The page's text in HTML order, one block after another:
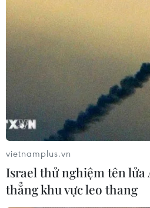
vietnamplus.vn
Israel thử nghiệm tên lửa
thẳng khu vực leo thang